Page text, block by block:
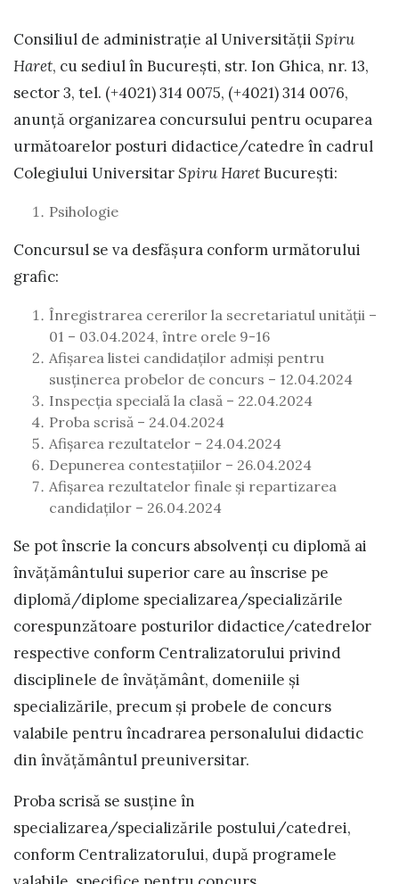
Consiliul de administrație al Universității Spiru
Haret, cu sediul în București, str. Ion Ghica, nr. 13,
sector 3, tel. (+4021) 314 0075, (+4021) 314 0076,
anunță organizarea concursului pentru ocuparea
următoarelor posturi didactice/catedre în cadrul
Colegiului UniversitarSpiru HaretBucurești:
Psihologie
Concursul se va desfășura conform următorului
grafic:
Înregistrarea cererilor la secretariatul unității –
01 – 03.04.2024, între orele 9-16
Afișarea listei candidaților admiși pentru
susținerea probelor de concurs – 12.04.2024
Inspecția specială la clasă – 22.04.2024
Proba scrisă – 24.04.2024
Afișarea rezultatelor – 24.04.2024
Depunerea contestațiilor – 26.04.2024
Afișarea rezultatelor finale și repartizarea
candidaților – 26.04.2024
Se pot înscrie la concurs absolvenţi cu diplomă ai
învăţământului superior care au înscrise pe
diplomă/diplome specializarea/specializările
corespunzătoare posturilor didactice/catedrelor
respective conform Centralizatorului privind
disciplinele de învăţământ, domeniile şi
specializările, precum şi probele de concurs
valabile pentru încadrarea personalului didactic
din învăţământul preuniversitar.
Proba scrisă se susţine în
specializarea/specializările postului/catedrei,
conform Centralizatorului, după programele